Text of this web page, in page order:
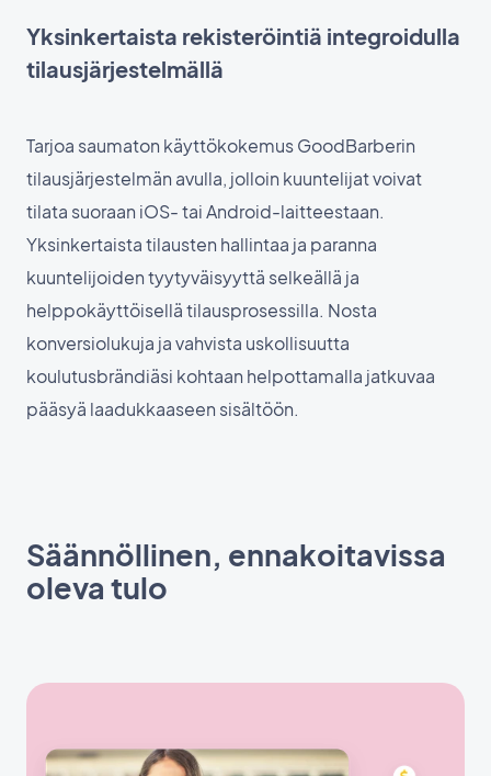
Yksinkertaista rekisteröintiä integroidulla
tilausjärjestelmällä
Tarjoa saumaton käyttökokemus GoodBarberin
tilausjärjestelmän avulla, jolloin kuuntelijat voivat
tilata suoraan iOS- tai Android-laitteestaan.
Yksinkertaista tilausten hallintaa ja paranna
kuuntelijoiden tyytyväisyyttä selkeällä ja
helppokäyttöisellä tilausprosessilla. Nosta
konversiolukuja ja vahvista uskollisuutta
koulutusbrändiäsi kohtaan helpottamalla jatkuvaa
pääsyä laadukkaaseen sisältöön.
Säännöllinen, ennakoitavissa
oleva tulo